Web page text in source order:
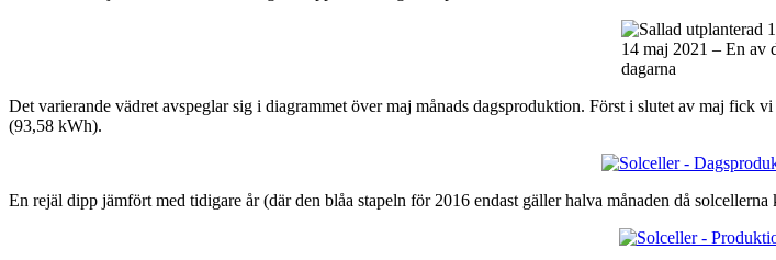
14 maj 2021 – En av
dagarna
Det varierande vädret avspeglar sig i diagrammet över maj månads dagsproduktion. Först i slutet av maj fick
(93,58 kWh).
En rejäl dipp jämfört med tidigare år (där den blåa stapeln för 2016 endast gäller halva månaden då solcellerna